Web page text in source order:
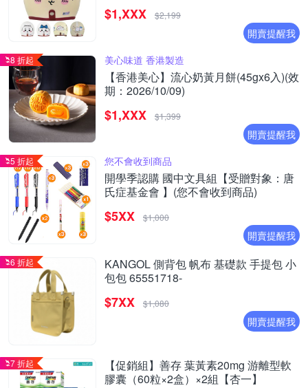
烏薩奇｜兔子｜兔兔｜K1）
$1,XXX $2,199
開賣提醒我
8 折起 美心味道 香港製造
【香港美心】流心奶黃月餅(45gx6入)(效
期：2026/10/09)
$1,XXX $1,399
開賣提醒我
5 折起 您不會收到商品
開學季認購 國中文具組【受贈對象：唐
氏症基金會 】(您不會收到商品)
$5XX $1,000
開賣提醒我
6 折起
KANGOL 側背包 帆布 基礎款 手提包 小
包包 65551718-
$7XX $1,080
開賣提醒我
7 折起
【促銷組】善存 葉黃素20mg 游離型軟
膠囊（60粒×2盒）×2組【杏一】